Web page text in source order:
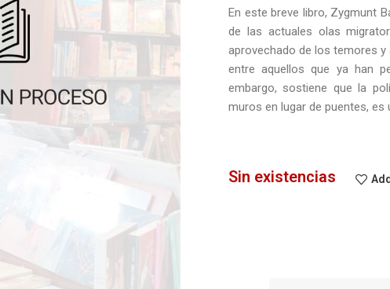
En este breve libro, Zygmunt
de las actuales olas
aprovechado de los temores y
entre aquellos que ya han
embargo, sostiene que la
muros en lugar de puentes, es
Sin existencias